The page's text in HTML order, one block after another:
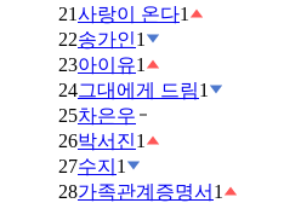
21사랑이 온다1
22송가인1
23아이유1
24그대에게 드림1
25차은우
26박서진1
27수지 1
28가족관계증명서 1